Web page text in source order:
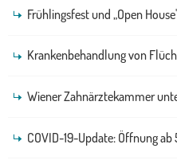
Frühlingsfest und „Open
Krankenbehandlung von
Wiener Zahnärztekammer
COVID-19-Update: Öffnung ab